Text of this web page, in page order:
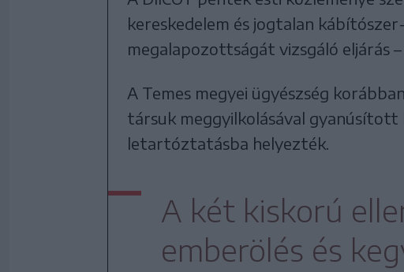
kereskedelem és jogtalan
megalapozottságát vizsgáló eljárás
A Temes megyei ügyészség
társuk meggyilkolásával gyanúsított
letartóztatásba helyezték.
A két kiskorú
emberölés és